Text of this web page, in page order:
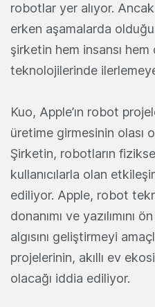
robotlar yer alıyor.
erken aşamalarda
şirketin hem insansı
teknolojilerinde
Kuo, Apple’ın robot
üretime girmesinin olası
Şirketin, robotların
kullanıcılarla olan
ediliyor. Apple, robot
donanımı ve yazılımını
algısını geliştirmeyi
projelerinin, akıllı ev
olacağı iddia ediliyor.